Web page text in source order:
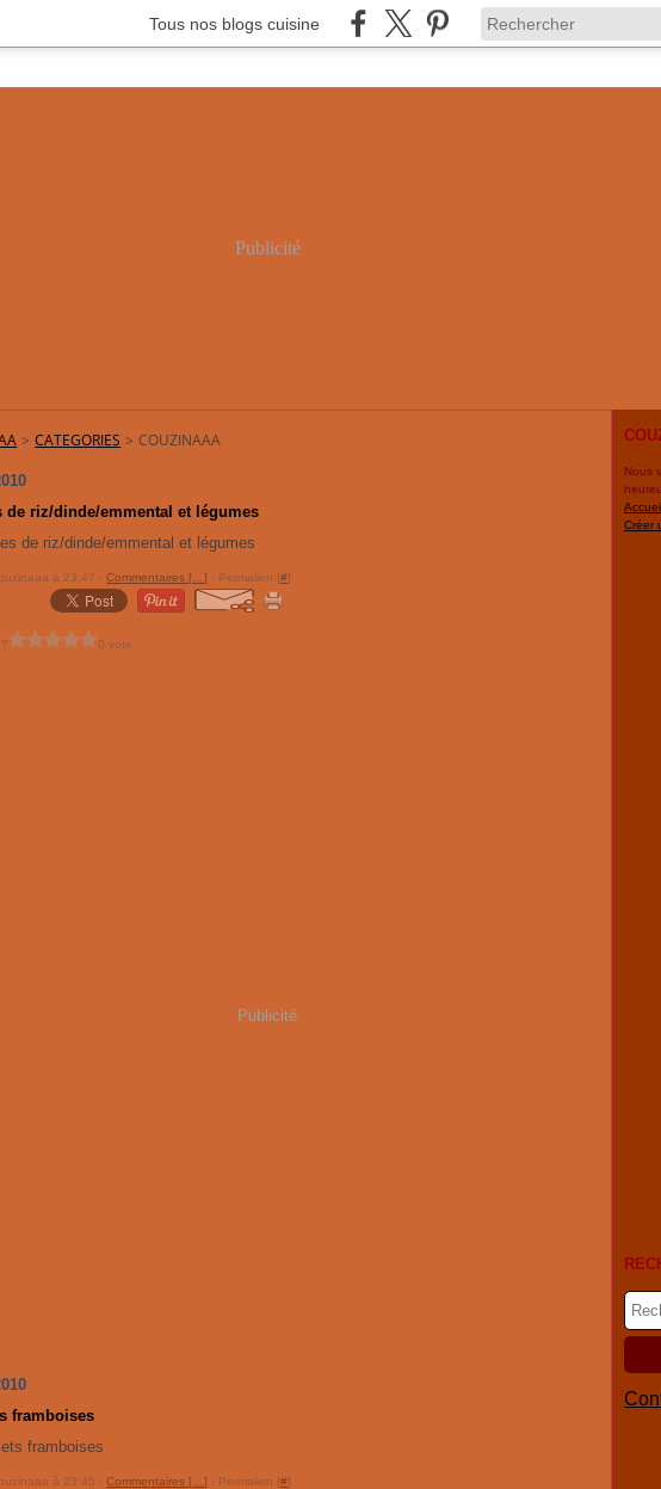
Tous nos blogs cuisine
Publicité
> CATEGORIES > COUZINAAA
de riz/dinde/emmental et légumes
à 23:47 -Commentaires [ …] - Permalien [#]
0 vote
Publicité
framboises
à 23:45 -Commentaires [ …] - Permalien [#]
Nous
Créer